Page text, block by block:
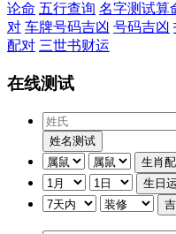
论命 五行查询 名字测试算
对 车牌号码吉凶 号码吉凶
配对 三世书财运
在线测试